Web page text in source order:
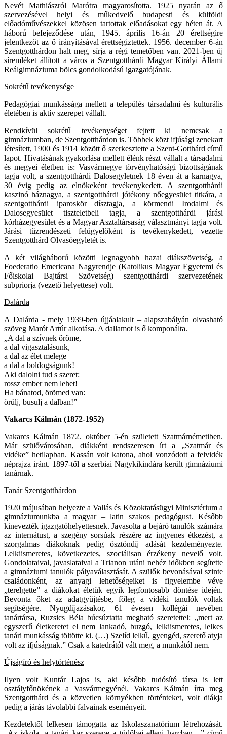
Nevét Mathiászról Marótra magyarosította. 1925 nyarán az ő
szervezésével helyi és műkedvelő budapesti és külföldi
előadóművészekkel közösen tartottak előadásokat egy héten át. A
háború befejeződése után, 1945. április 16-án 20 érettségire
jelentkezőt az ő irányításával érettségiztettek. 1956. december 6-án
Szentgotthárdon halt meg, sírja a régi temetőben van. 2021-ben új
síremléket állított a város a Szentgotthárdi Magyar Királyi Állami
Reálgimnáziuma bölcs gondolkodású igazgatójának.
Sokrétű tevékenysége
Pedagógiai munkássága mellett a település társadalmi és kulturális
életében is aktív szerepet vállalt.
Rendkívül sokrétű tevékenységet fejtett ki nemcsak a
gimnáziumban, de Szentgotthárdon is. Többek közt ifjúsági zenekart
létesített, 1900 és 1914 között ő szerkesztette a Szent-Gotthárd című
lapot. Hivatásának gyakorlása mellett élénk részt vállalt a társadalmi
és megyei életben is: Vasvármegye törvényhatósági bizottságának
tagja volt, a szentgotthárdi Dalosegyletnek 18 éven át a karnagya,
30 évig pedig az elnökeként tevékenykedett. A szentgotthárdi
kaszinó háznagya, a szentgotthárdi jótékony nőegyesület titkára, a
szentgotthárdi iparoskör dísztagja, a körmendi Irodalmi és
Dalosegyesület tiszteletbeli tagja, a szentgotthárdi járási
kórházegyesület és a Magyar Asztaltársaság választmányi tagja volt.
Járási tűzrendészeti felügyelőként is tevékenykedett, vezette
Szentgotthárd Olvasóegyletét is.
A két világháború közötti legnagyobb hazai diákszövetség, a
Foederatio Emericana Nagyrendje (Katolikus Magyar Egyetemi és
Főiskolai Bajtársi Szövetség) szentgotthárdi szervezetének
subpriorja (vezető helyettese) volt.
Dalárda
A Dalárda - mely 1939-ben újjáalakult – alapszabályán olvasható
szöveg Marót Artúr alkotása. A dallamot is ő komponálta.
„A dal a szívnek öröme,
a dal vigasztalásunk,
a dal az élet melege
a dal a boldogságunk!
Aki dalolni tud s szeret:
rossz ember nem lehet!
Ha bánatod, örömed van:
örülj, busulj a dalban!”
Vakarcs Kálmán (1872-1952)
Vakarcs Kálmán 1872. október 5-én született Szatmárnémetiben.
Már szülővárosában, diákként rendszeresen írt a „Szatmár és
vidéke” hetilapban. Kassán volt katona, ahol vonzódott a felvidék
néprajza iránt. 1897-től a szerbiai Nagykikindára került gimnáziumi
tanárnak.
Tanár Szentgotthárdon
1920 májusában helyezte a Vallás és Közoktatásügyi Minisztérium a
gimnáziumunkba a magyar – latin szakos pedagógust. Később
kinevezték igazgatóhelyettesnek. Javasolta a bejáró tanulók számára
az internátust, a szegény sorsúak részére az ingyenes étkezést, a
szorgalmas diákoknak pedig ösztöndíj adását kezdeményezte.
Lelkiismeretes, következetes, szociálisan érzékeny nevelő volt.
Gondolataival, javaslataival a Trianon utáni nehéz időkben segítette
a gimnáziumi tanulók pályaválasztását. A szülők bevonásával szinte
családonként, az anyagi lehetőségeiket is figyelembe véve
„terelgette” a diákokat életük egyik legfontosabb döntése idején.
Bevonta őket az adatgyűjtésbe, főleg a vidéki tanulók voltak
segítségére. Nyugdíjazásakor, 61 évesen kollégái nevében
tanártársa, Ruzsics Béla búcsúztatta megható szeretettel: „mert az
egyszerű életkeretet el nem lankadó, buzgó, lelkiismeretes, lelkes
tanári munkásság töltötte ki. (…) Szelíd lelkű, gyengéd, szerető atyja
volt az ifjúságnak.” Csak a katedrától vált meg, a munkától nem.
Újságíró és helytörténész
Ilyen volt Kuntár Lajos is, aki később tudósító társa is lett
osztályfőnökének a Vasvármegyénél. Vakarcs Kálmán írta meg
Szentgotthárd és a közvetlen környékben történteket, volt diákja
pedig a járás távolabbi falvainak eseményeit.
Kezdetektől lelkesen támogatta az Iskolaszanatórium létrehozását.